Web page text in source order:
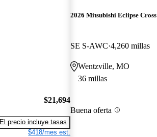
$21,694
El precio incluye tasas
$418/mes est.
2026 Mitsubishi Eclipse Cross
SE S-AWC 4,260 millas
Wentzville, MO
36 millas
Buena oferta